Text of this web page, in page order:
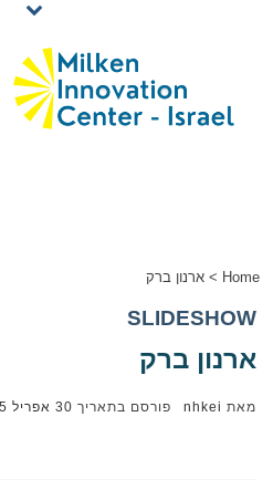
Home
> ארנון ברק
SLIDESHOW
ארנון ברק
מאת nhkei פורסם בתאריך 30 אפריל 2015